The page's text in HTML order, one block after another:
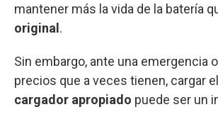
mantener más la vida de la batería
original .
Sin embargo, ante una emergencia
precios que a veces tienen, cargar
cargador apropiado puede ser un